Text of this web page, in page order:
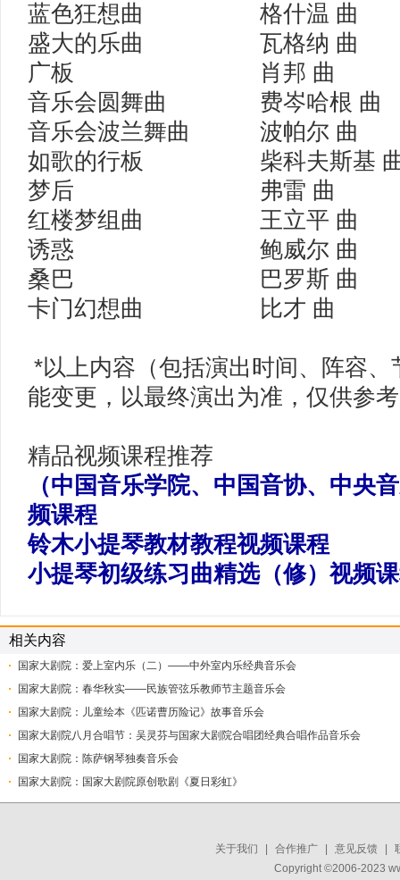
蓝色狂想曲 格什温 曲
盛大的乐曲 瓦格纳 曲
广板 肖邦 曲
音乐会圆舞曲 费岑哈根 曲
音乐会波兰舞曲 波帕尔 曲
如歌的行板 柴科夫斯基
梦后 弗雷 曲
红楼梦组曲 王立平 曲
诱惑 鲍威尔 曲
桑巴 巴罗斯 曲
卡门幻想曲 比才 曲
*以上内容（包括演出时间、阵容
能变更，以最终演出为准，仅供参
精品视频课程推荐
（中国音乐学院、中国音协、中央
频课程
铃木小提琴教材教程视频课程
小提琴初级练习曲精选（修）视频
相关内容
国家大剧院：爱上室内乐（二）——中外室内乐经典音乐会
国家大剧院：春华秋实——民族管弦乐教师节主题音乐会
国家大剧院：儿童绘本《匹诺曹历险记》故事音乐会
国家大剧院八月合唱节：吴灵芬与国家大剧院合唱团经典合唱作品音乐会
国家大剧院：陈萨钢琴独奏音乐会
国家大剧院：国家大剧院原创歌剧《夏日彩虹》
关于我们 合作推广 意见反馈
Copyright ©2006-2023